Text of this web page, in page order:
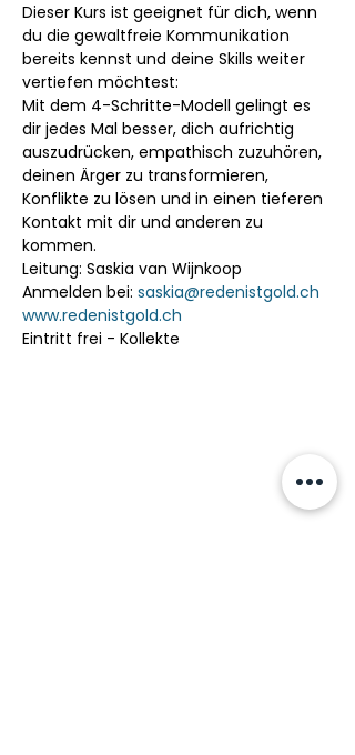
Dieser Kurs ist geeignet für dich, wenn
du die gewaltfreie Kommunikation
bereits kennst und deine Skills weiter
vertiefen möchtest:
Mit dem 4-Schritte-Modell gelingt es
dir jedes Mal besser, dich aufrichtig
auszudrücken, empathisch zuzuhören,
deinen Ärger zu transformieren,
Konflikte zu lösen und in einen tieferen
Kontakt mit dir und anderen zu
kommen.
Leitung: Saskia van Wijnkoop
Anmelden bei: saskia@redenistgold.ch
www.redenistgold.ch
Eintritt frei - Kollekte